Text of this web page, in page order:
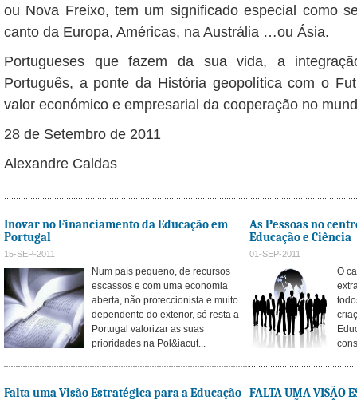
ou Nova Freixo, tem um significado especial como
canto da Europa, Américas, na Austrália …ou Ásia.
Portugueses que fazem da sua vida, a
Português, a ponte da História geopolítica com o
valor económico e empresarial da cooperação no
28 de Setembro de 2011
Alexandre Caldas
Inovar no Financiamento da Educação em
Portugal
15-SEP-2011
Num país pequeno, de recursos
escassos e com uma economia
aberta, não proteccionista e muito
dependente do exterior, só resta a
Portugal valorizar as suas
prioridades na Pol&iacut...
As Pessoas no
Educação e Ciência
01-SEP-2011
O
Falta uma Visão Estratégica para a Educação FALTA UMA VISÃO